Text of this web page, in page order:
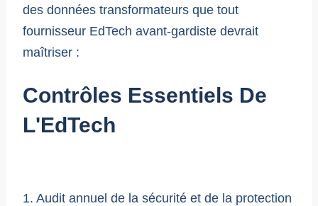
des données transformateurs que tout
fournisseur EdTech avant-gardiste devrait
maîtriser :
Contrôles Essentiels De
L'EdTech
1. Audit annuel de la sécurité et de la protection